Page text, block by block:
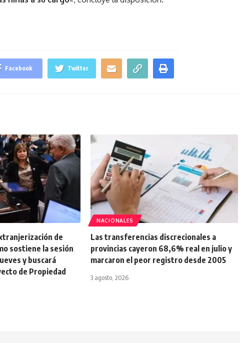
Facebook Twitter
de
sostiene la sesión
y buscará
de Propiedad
NACIONALES
Las transferencias discrecionales a
provincias cayeron 68,6% real en julio y
marcaron el peor registro desde 2005
3 agosto, 2026